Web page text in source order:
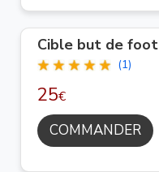
Cible but de foot
(1)
25€
COMMANDER